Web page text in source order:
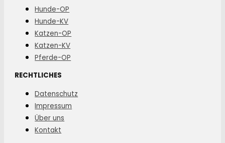
Hunde-OP
Hunde-KV
Katzen-OP
Katzen-KV
Pferde-OP
RECHTLICHES
Datenschutz
Impressum
Über uns
Kontakt